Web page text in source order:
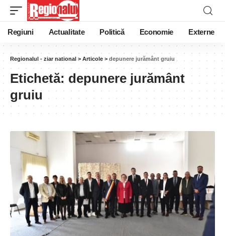
Regiuni Actualitate Politică Economie Externe
Regionalul - ziar national > Articole > depunere jurământ gruiu
Etichetă: depunere jurământ
gruiu